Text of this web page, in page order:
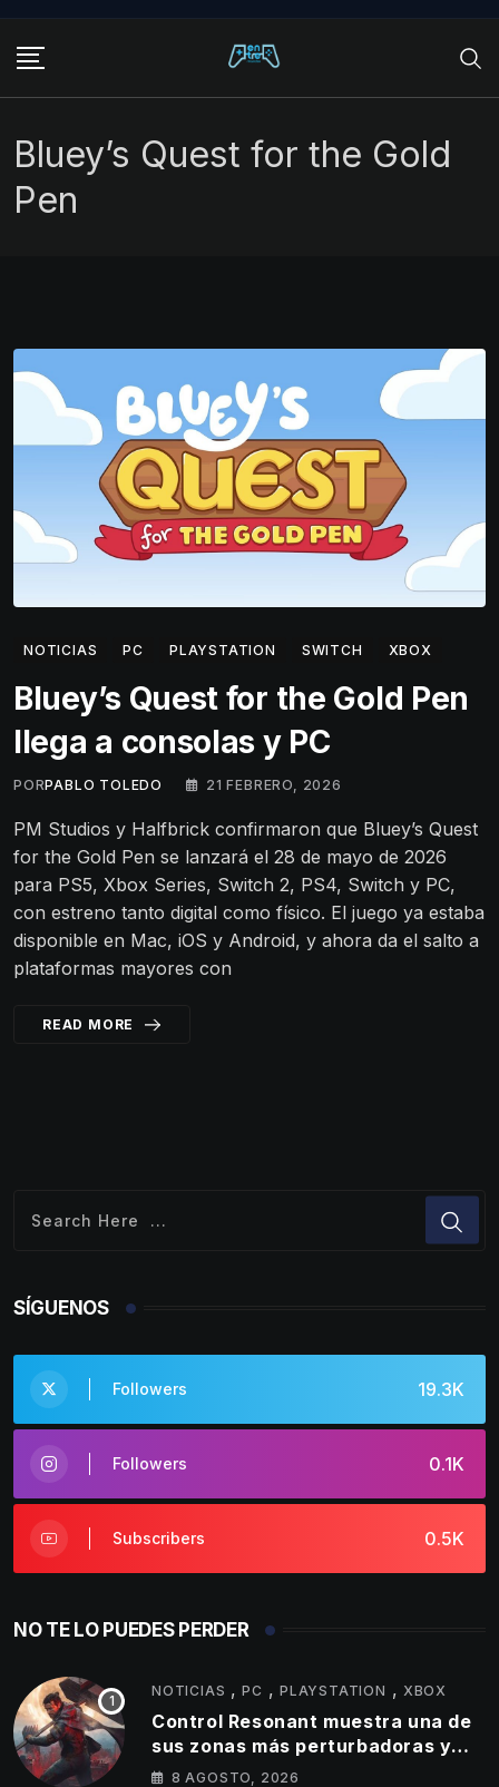
content
Bluey’s Quest for the Gold
Pen
NOTICIAS PC PLAYSTATION SWITCH XBOX
Bluey’s Quest for the Gold Pen
llega a consolas y PC
PORPABLO TOLEDO 21 FEBRERO, 2026
PM Studios y Halfbrick confirmaron que Bluey’s Quest
for the Gold Pen se lanzará el 28 de mayo de 2026
para PS5, Xbox Series, Switch 2, PS4, Switch y PC,
con estreno tanto digital como físico. El juego ya estaba
disponible en Mac, iOS y Android, y ahora da el salto a
plataformas mayores con
READ MORE
SÍGUENOS
19.3K
Followers
0.1K
Followers
0.5K
Subscribers
NO TE LO PUEDES PERDER
NOTICIAS ,PC ,PLAYSTATION , XBOX
Control Resonant muestra una de
sus zonas más perturbadoras y
revela nuevos detalles de su
8 AGOSTO, 2026